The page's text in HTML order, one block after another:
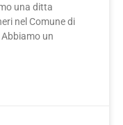
una ditta
nel Comune di
un